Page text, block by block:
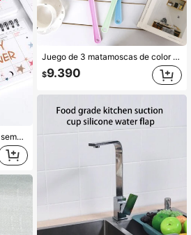
1 pieza Agenda diaria & Plan semanal & Hojas sueltas & Cuaderno espiral Útiles escolares de color aleatorio
Juego de 3 matamoscas de color aleatorio, matamoscas de plástico, matamosquitos de verano para el hogar, matamoscas de mango largo manual, mata moscas, control de plagas, artículos esenciales para apartamentos, necesidades para dormitorios, herramientas para el hogar
$9.390